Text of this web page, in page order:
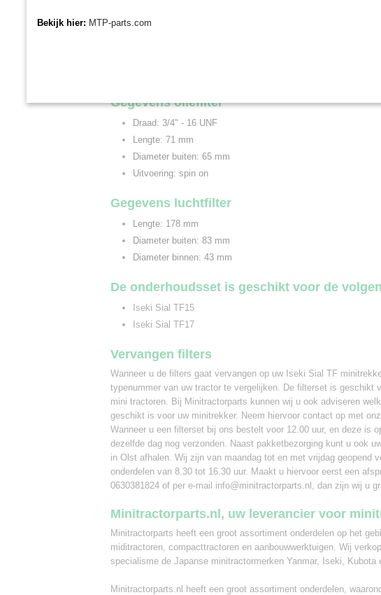
dit is een optioneel filter en niet voor elke tractor uit
Gegevens oliefilter
Draad: 3/4" - 16 UNF
Lengte: 71 mm
Diameter buiten: 65 mm
Uitvoering: spin on
Gegevens luchtfilter
Lengte: 178 mm
Diameter buiten: 83 mm
Diameter binnen: 43 mm
De onderhoudsset is geschikt voor de
Iseki Sial TF15
Iseki Sial TF17
Vervangen filters
Wanneer u de filters gaat vervangen op uw Iseki Sial TF
typenummer van uw tractor te vergelijken. De filterset is geschikt
mini tractoren. Bij Minitractorparts kunnen wij u ook adviseren
geschikt is voor uw minitrekker. Neem hiervoor contact op met
Wanneer u een filterset bij ons bestelt voor 12.00 uur, en deze is
dezelfde dag nog verzonden. Naast pakketbezorging kunt u ook
in Olst afhalen. Wij zijn van maandag tot en met vrijdag geopend
onderdelen van 8.30 tot 16.30 uur. Maakt u hiervoor eerst een
0630381824 of per e-mail info@minitractorparts.nl, dan zijn wij u
Minitractorparts.nl, uw leverancier voor
Minitractorparts heeft een groot assortiment onderdelen op het
miditractoren, compacttractoren en aanbouwwerktuigen. Wij
specialisme de Japanse minitractormerken Yanmar, Iseki, Kubota
Minitractorparts.nl heeft een groot assortiment onderdelen,
Bekijk hier: MTP-parts.com